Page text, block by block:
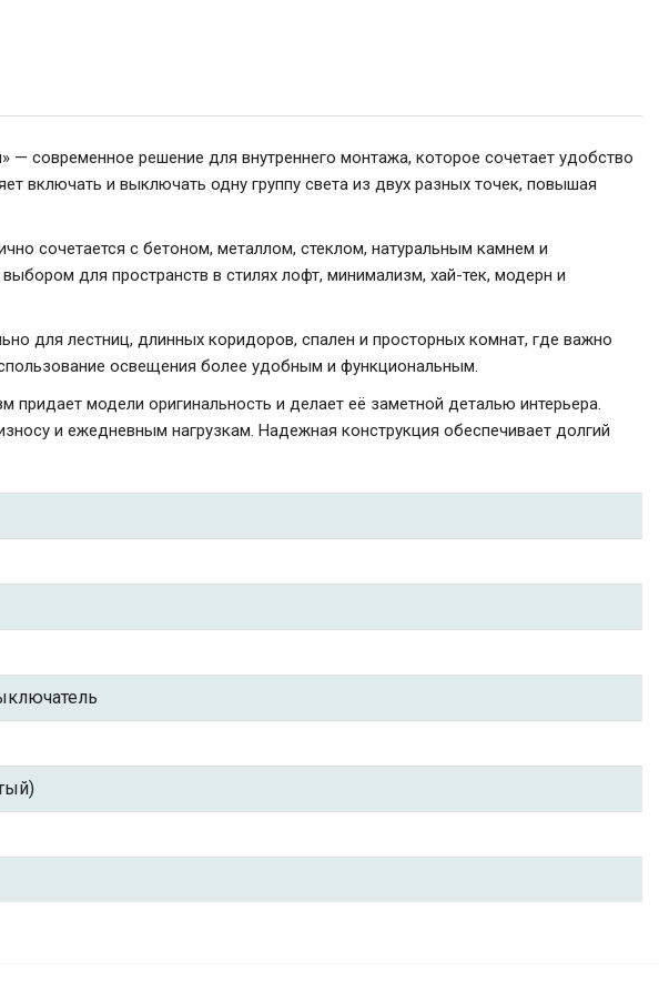
современное решение для внутреннего монтажа, которое сочетает удобство
включать и выключать одну группу света из двух разных точек, повышая
сочетается с бетоном, металлом, стеклом, натуральным камнем и
для пространств в стилях лофт, минимализм, хай-тек, модерн и
для лестниц, длинных коридоров, спален и просторных комнат, где важно
освещения более удобным и функциональным.
модели оригинальность и делает её заметной деталью интерьера.
и ежедневным нагрузкам. Надежная конструкция обеспечивает долгий